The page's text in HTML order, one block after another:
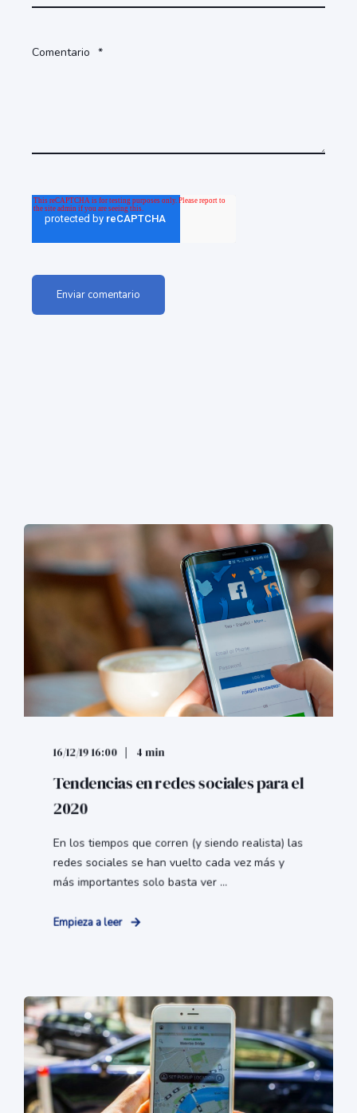
Comentario *
16/12/19 16:00 4 min
Tendencias en redes sociales para el
2020
En los tiempos que corren (y siendo realista) las
redes sociales se han vuelto cada vez más y
más importantes solo basta ver ...
Empieza a leer